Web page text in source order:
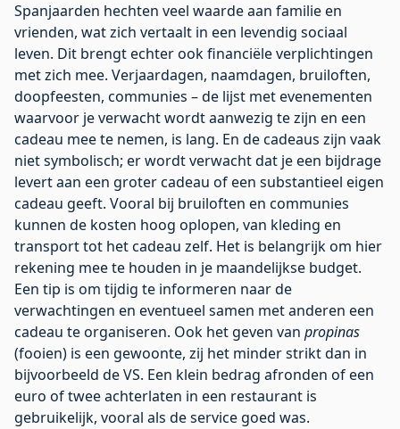
Spanjaarden hechten veel waarde aan familie en
vrienden, wat zich vertaalt in een levendig sociaal
leven. Dit brengt echter ook financiële verplichtingen
met zich mee. Verjaardagen, naamdagen, bruiloften,
doopfeesten, communies – de lijst met evenementen
waarvoor je verwacht wordt aanwezig te zijn en een
cadeau mee te nemen, is lang. En de cadeaus zijn vaak
niet symbolisch; er wordt verwacht dat je een bijdrage
levert aan een groter cadeau of een substantieel eigen
cadeau geeft. Vooral bij bruiloften en communies
kunnen de kosten hoog oplopen, van kleding en
transport tot het cadeau zelf. Het is belangrijk om hier
rekening mee te houden in je maandelijkse budget.
Een tip is om tijdig te informeren naar de
verwachtingen en eventueel samen met anderen een
cadeau te organiseren. Ook het geven van propinas
(fooien) is een gewoonte, zij het minder strikt dan in
bijvoorbeeld de VS. Een klein bedrag afronden of een
euro of twee achterlaten in een restaurant is
gebruikelijk, vooral als de service goed was.